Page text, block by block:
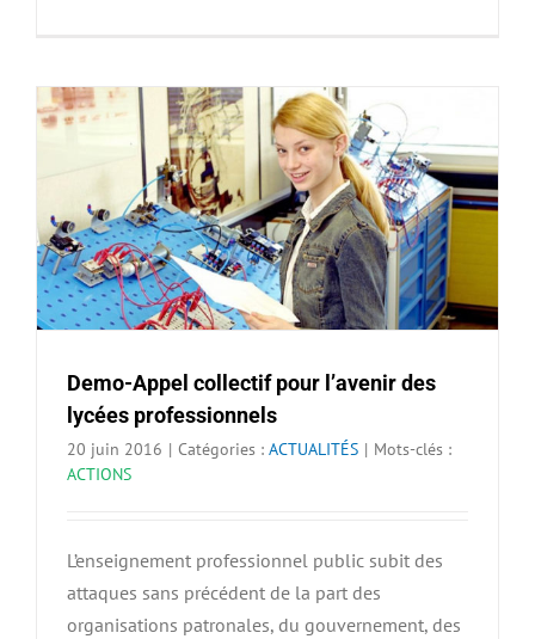
Demo-Appel collectif pour l’avenir des
lycées professionnels
20 juin 2016 | Catégories : ACTUALITÉS | Mots-clés :
ACTIONS
L’enseignement professionnel public subit des
attaques sans précédent de la part des
organisations patronales, du gouvernement, des